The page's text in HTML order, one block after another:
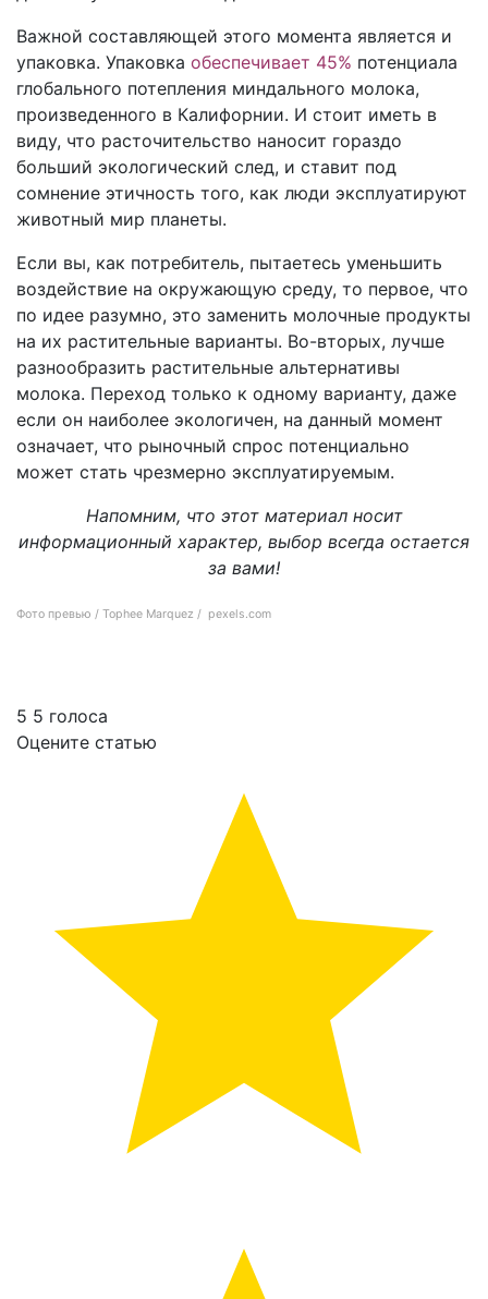
Важной составляющей этого момента является и
упаковка. Упаковка обеспечивает 45% потенциала
глобального потепления миндального молока,
произведенного в Калифорнии. И стоит иметь в
виду, что расточительство наносит гораздо
больший экологический след, и ставит под
сомнение этичность того, как люди эксплуатируют
животный мир планеты.
Если вы, как потребитель, пытаетесь уменьшить
воздействие на окружающую среду, то первое, что
по идее разумно, это заменить молочные продукты
на их растительные варианты. Во-вторых, лучше
разнообразить растительные альтернативы
молока. Переход только к одному варианту, даже
если он наиболее экологичен, на данный момент
означает, что рыночный спрос потенциально
может стать чрезмерно эксплуатируемым.
Напомним, что этот материал носит
информационный характер, выбор всегда остается
за вами!
Фото превью / Tophee Marquez / pexels.com
5 5 голоса
Оцените статью